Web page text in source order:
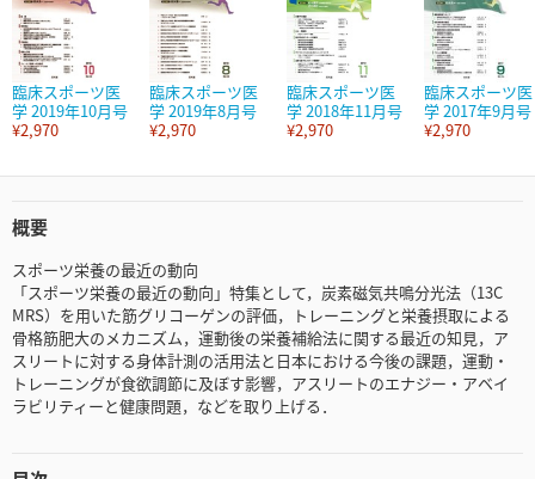
臨床スポーツ医
学 2019年10月号
¥2,970
臨床スポーツ医
学 2019年8月号
¥2,970
臨床スポーツ医
学 2018年11月号
¥2,970
臨床スポーツ医
学 2017年9月号
¥2,970
概要
スポーツ栄養の最近の動向
「スポーツ栄養の最近の動向」特集として，炭素磁気共鳴分光法（13C
MRS）を用いた筋グリコーゲンの評価，トレーニングと栄養摂取による
骨格筋肥大のメカニズム，運動後の栄養補給法に関する最近の知見，ア
スリートに対する身体計測の活用法と日本における今後の課題，運動・
トレーニングが食欲調節に及ぼす影響，アスリートのエナジー・アベイ
ラビリティーと健康問題，などを取り上げる．